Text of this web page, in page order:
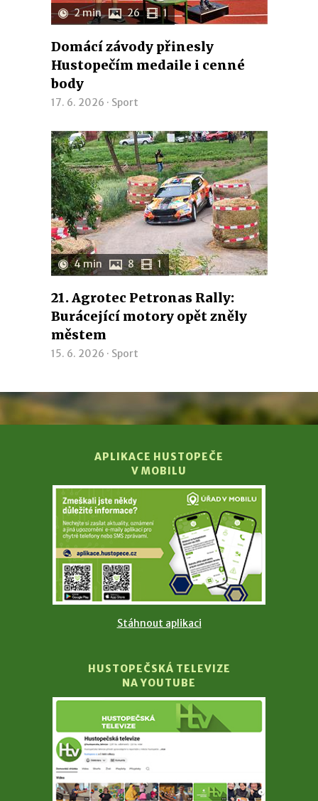
2 min 26 1
Domácí závody přinesly
Hustopečím medaile i cenné
body
17. 6. 2026 · Sport
4 min 8 1
21. Agrotec Petronas Rally:
Burácející motory opět zněly
městem
15. 6. 2026 · Sport
APLIKACE HUSTOPEČE
V MOBILU
Stáhnout aplikaci
HUSTOPEČSKÁ TELEVIZE
NA YOUTUBE